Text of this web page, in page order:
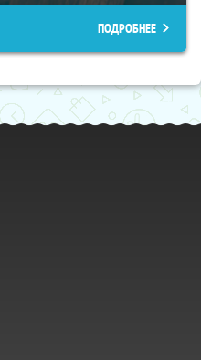
ПОДРОБНЕЕ